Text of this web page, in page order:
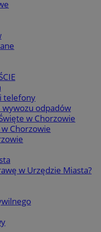
telefony
odpadów
w Chorzowie
w Chorzowie
w Urzędzie Miasta?